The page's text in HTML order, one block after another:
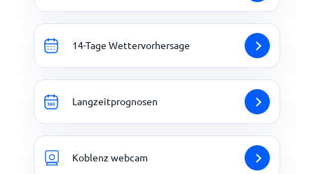
14-Tage Wettervorhersage
Langzeitprognosen
Koblenz webcam